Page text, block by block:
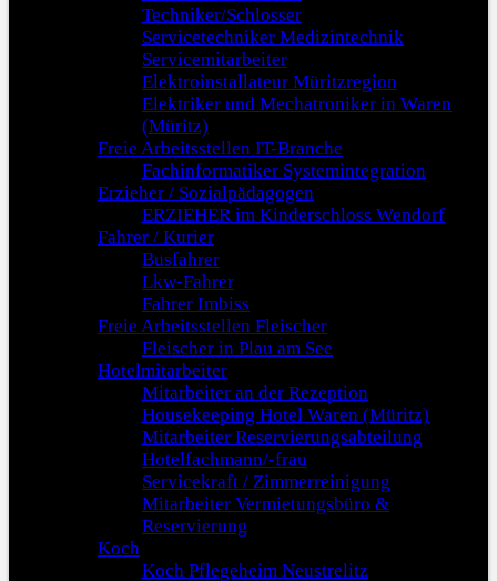
Techniker/Schlosser
Servicetechniker Medizintechnik
Servicemitarbeiter
Elektroinstallateur Müritzregion
Elektriker und Mechatroniker in Waren
(Müritz)
Freie Arbeitsstellen IT-Branche
Fachinformatiker Systemintegration
Erzieher / Sozialpädagogen
ERZIEHER im Kinderschloss Wendorf
Fahrer / Kurier
Busfahrer
Lkw-Fahrer
Fahrer Imbiss
Freie Arbeitsstellen Fleischer
Fleischer in Plau am See
Hotelmitarbeiter
Mitarbeiter an der Rezeption
Housekeeping Hotel Waren (Müritz)
Mitarbeiter Reservierungsabteilung
Hotelfachmann/-frau
Servicekraft / Zimmerreinigung
Mitarbeiter Vermietungsbüro &
Reservierung
Koch
Koch Pflegeheim Neustrelitz